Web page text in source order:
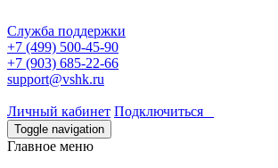
Служба поддержки
+7 (499) 500-45-90
+7 (903) 685-22-66
support@vshk.ru
Личный кабинет Подключиться
Toggle navigation
Главное меню